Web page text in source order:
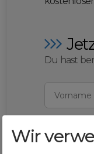
Du hast
Vorname
E-Mail
Wir